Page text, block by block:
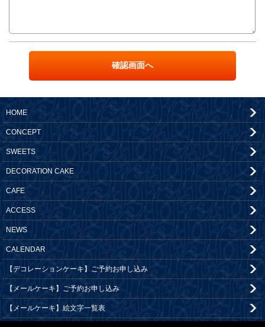
HOME
CONCEPT
SWEETS
DECORATION CAKE
CAFE
ACCESS
NEWS
CALENDAR
【デコレーションケーキ】ご予約お申し込み
【メールケーキ】ご予約お申し込み
【メールケーキ】絵文字一覧表